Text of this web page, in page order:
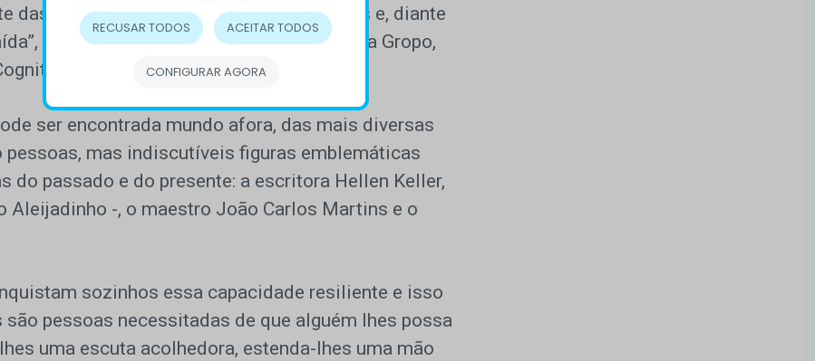
das adversidades, a tolerar as frustrações e, diante
conforme assegura a psicóloga Luciana Gropo,
do Estado de Pernambuco.
ser encontrada mundo afora, das mais diversas
pessoas, mas indiscutíveis figuras emblemáticas
do passado e do presente: a escritora Hellen Keller,
-, o maestro João Carlos Martins e o
sozinhos essa capacidade resiliente e isso
pessoas necessitadas de que alguém lhes possa
uma escuta acolhedora, estenda-lhes uma mão
RECUSAR TODOS ACEITAR TODOS
CONFIGURAR AGORA